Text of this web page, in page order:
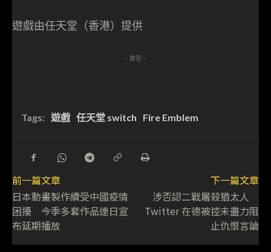
遊戲由任天堂（香港）提供
- 廣告 -
Tags: 遊戲 任天堂 switch Fire Emblem
前一篇文章
日本動畫製作續受中國疫情
困擾 今季多套作品連日宣
布延期播放
下一篇文章
涉否認二戰屠殺猶太人
Twitter 在德被控未盡力阻
止仇恨言論